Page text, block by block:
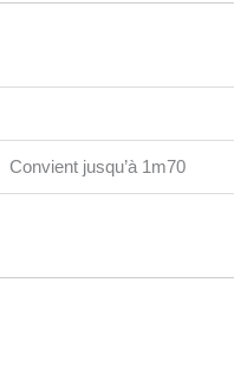
Convient jusqu’à 1m70